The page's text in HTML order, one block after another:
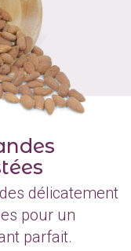
délicatement
pour un
parfait.